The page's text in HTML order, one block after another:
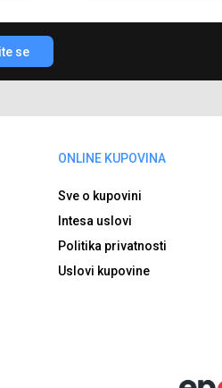
se
ONLINE KUPOVINA
Sve o kupovini
Intesa uslovi
Politika privatnosti
Uslovi kupovine